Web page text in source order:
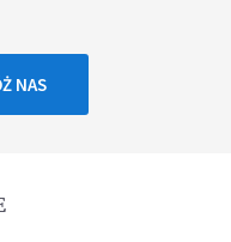
NAS